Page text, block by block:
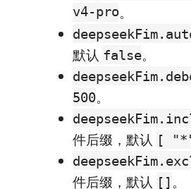
v4-pro。
默认 false。
500。
件后缀，默认 [
件后缀，默认 [] 。